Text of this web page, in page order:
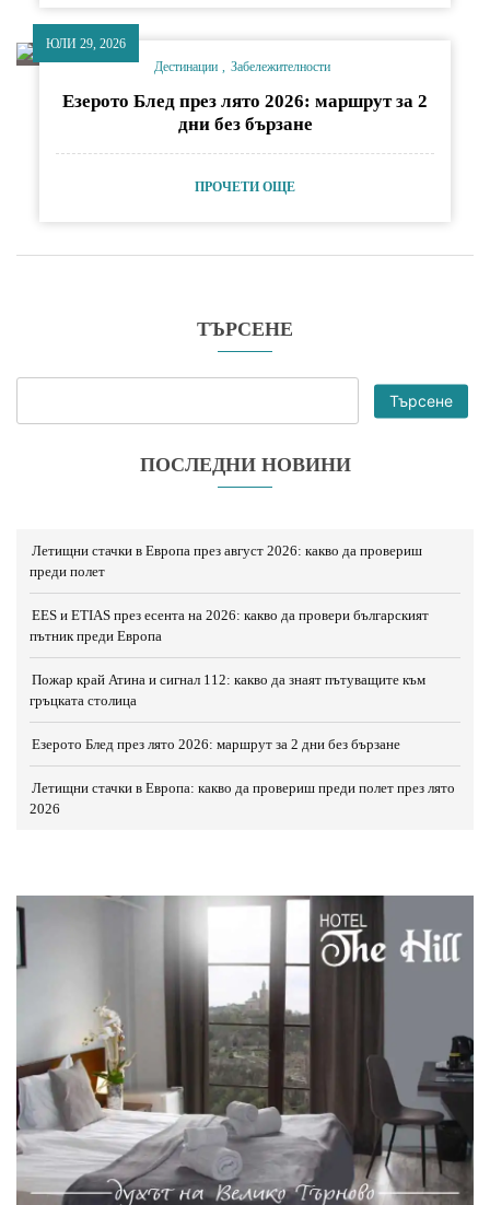
ТЪРСЕНЕ
Търсене
ПОСЛЕДНИ НОВИНИ
Летищни стачки в Европа през август 2026: какво да провериш
преди полет
EES и ETIAS през есента на 2026: какво да провери българският
пътник преди Европа
Пожар край Атина и сигнал 112: какво да знаят пътуващите към
гръцката столица
Езерото Блед през лято 2026: маршрут за 2 дни без бързане
Летищни стачки в Европа: какво да провериш преди полет през лято
2026
ЮЛИ 29, 2026
Дестинации
Забележителности
Езерото Блед през лято 2026: маршрут за 2
дни без бързане
ПРОЧЕТИ ОЩЕ